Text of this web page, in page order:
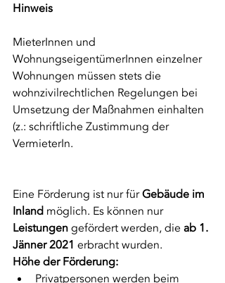
Hinweis
MieterInnen und
WohnungseigentümerInnen einzelner
Wohnungen müssen stets die
wohnzivilrechtlichen Regelungen bei
Umsetzung der Maßnahmen einhalten
(z.: schriftliche Zustimmung der
VermieterIn.
Eine Förderung ist nur für Gebäude im
Inland möglich. Es können nur
Leistungen gefördert werden, die ab 1.
Jänner 2021 erbracht wurden.
Höhe der Förderung:
Privatpersonen werden beim